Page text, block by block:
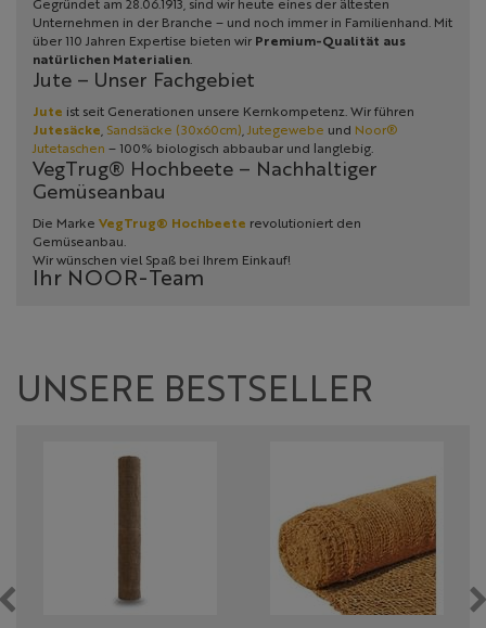
Gegründet am 28.06.1913, sind wir heute eines der ältesten
Unternehmen in der Branche – und noch immer in Familienhand. Mit
über 110 Jahren Expertise bieten wir Premium-Qualität aus
natürlichen Materialien.
Jute – Unser Fachgebiet
Jute ist seit Generationen unsere Kernkompetenz. Wir führen
Jutesäcke Sandsäcke (30x60cm) Jutegewebe und Noor®
Jutetaschen – 100% biologisch abbaubar und langlebig.
VegTrug® Hochbeete – Nachhaltiger
Gemüseanbau
Die Marke VegTrug® Hochbeete revolutioniert den
Gemüseanbau.
Wir wünschen viel Spaß bei Ihrem Einkauf!
Ihr NOOR-Team
UNSERE BESTSELLER